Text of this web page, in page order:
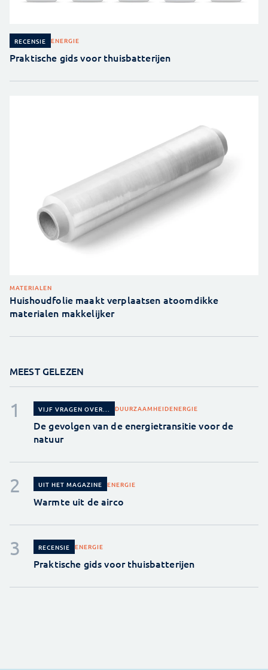
RECENSIE ENERGIE
Praktische gids voor thuisbatterijen
MATERIALEN
Huishoudfolie maakt verplaatsen atoomdikke
materialen makkelijker
MEEST GELEZEN
VIJF VRAGEN OVER... DUURZAAMHEIDENERGIE
De gevolgen van de energietransitie voor de
natuur
UIT HET MAGAZINE ENERGIE
Warmte uit de airco
RECENSIE ENERGIE
Praktische gids voor thuisbatterijen